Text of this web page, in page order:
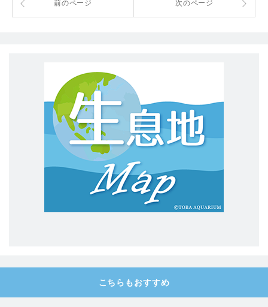
前のページ 次のページ
こちらもおすすめ